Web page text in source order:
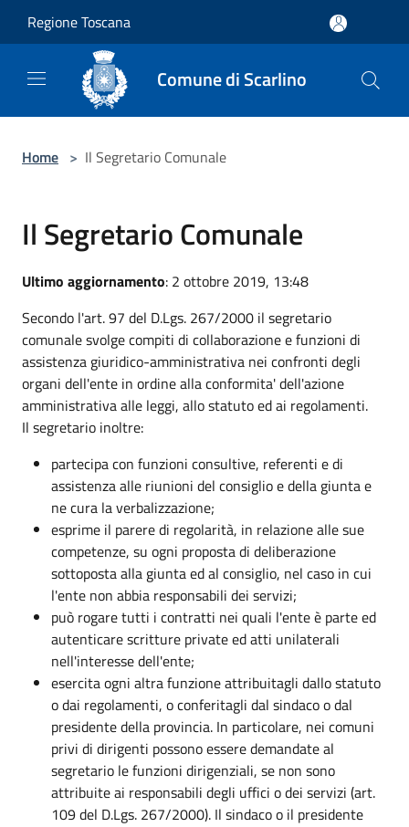
Regione Toscana
Comune di Scarlino
Home > Il Segretario Comunale
Il Segretario Comunale
Ultimo aggiornamento: 2 ottobre 2019, 13:48
Secondo l'art. 97 del D.Lgs. 267/2000 il segretario
comunale svolge compiti di collaborazione e funzioni di
assistenza giuridico-amministrativa nei confronti degli
organi dell'ente in ordine alla conformita' dell'azione
amministrativa alle leggi, allo statuto ed ai regolamenti.
Il segretario inoltre:
partecipa con funzioni consultive, referenti e di
assistenza alle riunioni del consiglio e della giunta e
ne cura la verbalizzazione;
esprime il parere di regolarità, in relazione alle sue
competenze, su ogni proposta di deliberazione
sottoposta alla giunta ed al consiglio, nel caso in cui
l'ente non abbia responsabili dei servizi;
può rogare tutti i contratti nei quali l'ente è parte ed
autenticare scritture private ed atti unilaterali
nell'interesse dell'ente;
esercita ogni altra funzione attribuitagli dallo statuto
o dai regolamenti, o conferitagli dal sindaco o dal
presidente della provincia. In particolare, nei comuni
privi di dirigenti possono essere demandate al
segretario le funzioni dirigenziali, se non sono
attribuite ai responsabili degli uffici o dei servizi (art.
109 del D.Lgs. 267/2000). Il sindaco o il presidente